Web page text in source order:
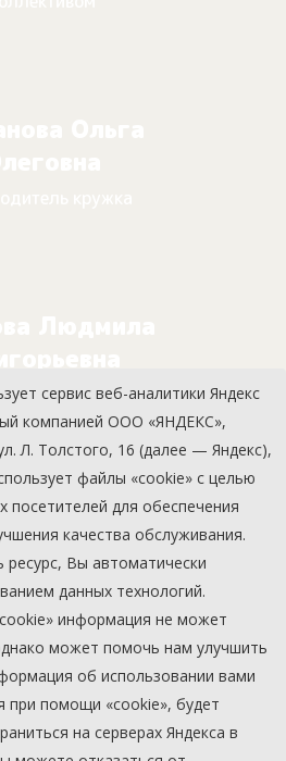
Елизавета
кружка
сервис веб-аналитики Яндекс
компанией ООО «ЯНДЕКС»,
Л. Толстого, 16 (далее — Яндекс),
файлы «cookie» с целью
посетителей для обеспечения
качества обслуживания.
Вы автоматически
данных технологий.
информация не может
может помочь нам улучшить
об использовании вами
при помощи «cookie», будет
на серверах Яндекса в